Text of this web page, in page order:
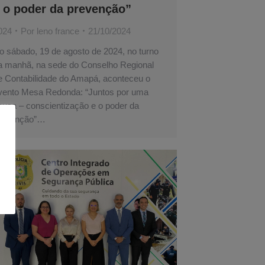
o poder da prevenção”
Por leno france
21/10/2024
sábado, 19 de agosto de 2024, no turno
manhã, na sede do Conselho Regional
Contabilidade do Amapá, aconteceu o
Mesa Redonda: “Juntos por uma
– conscientização e o poder da